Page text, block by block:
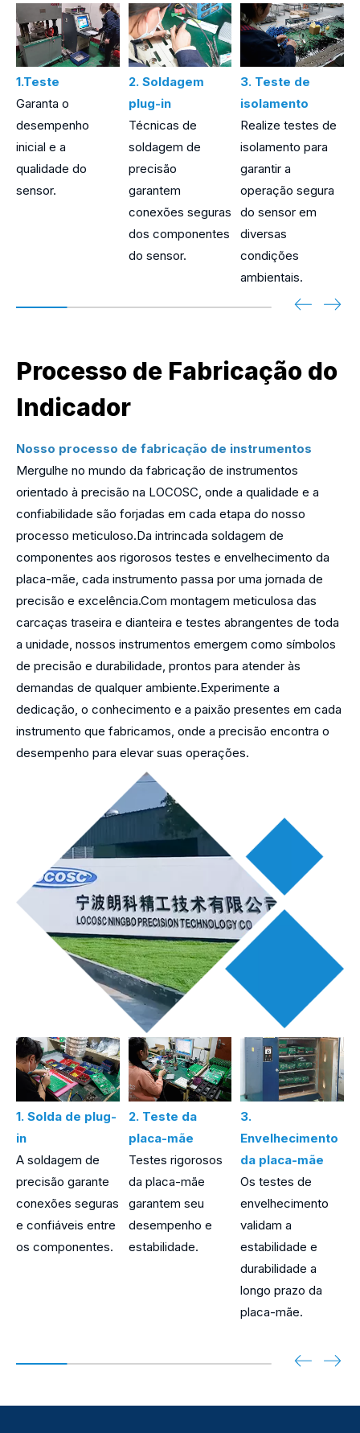
1.Teste
Garanta o
desempenho
inicial e a
qualidade do
sensor.
2. Soldagem
plug-in
Técnicas de
soldagem de
precisão
garantem
conexões seguras
dos componentes
do sensor.
3. Teste de
isolamento
Realize testes de
isolamento para
garantir a
operação segura
do sensor em
diversas
condições
ambientais.
Processo de Fabricação do
Indicador
Nosso processo de fabricação de instrumentos
Mergulhe no mundo da fabricação de instrumentos
orientado à precisão na LOCOSC, onde a qualidade e a
confiabilidade são forjadas em cada etapa do nosso
processo meticuloso.Da intrincada soldagem de
componentes aos rigorosos testes e envelhecimento da
placa-mãe, cada instrumento passa por uma jornada de
precisão e excelência.Com montagem meticulosa das
carcaças traseira e dianteira e testes abrangentes de toda
a unidade, nossos instrumentos emergem como símbolos
de precisão e durabilidade, prontos para atender às
demandas de qualquer ambiente.Experimente a
dedicação, o conhecimento e a paixão presentes em cada
instrumento que fabricamos, onde a precisão encontra o
desempenho para elevar suas operações.
1. Solda de plug-
in
A soldagem de
precisão garante
conexões seguras
e confiáveis ​​entre
os componentes.
2. Teste da
placa-mãe
Testes rigorosos
da placa-mãe
garantem seu
desempenho e
estabilidade.
3.
Envelhecimento
da placa-mãe
Os testes de
envelhecimento
validam a
estabilidade e
durabilidade a
longo prazo da
placa-mãe.